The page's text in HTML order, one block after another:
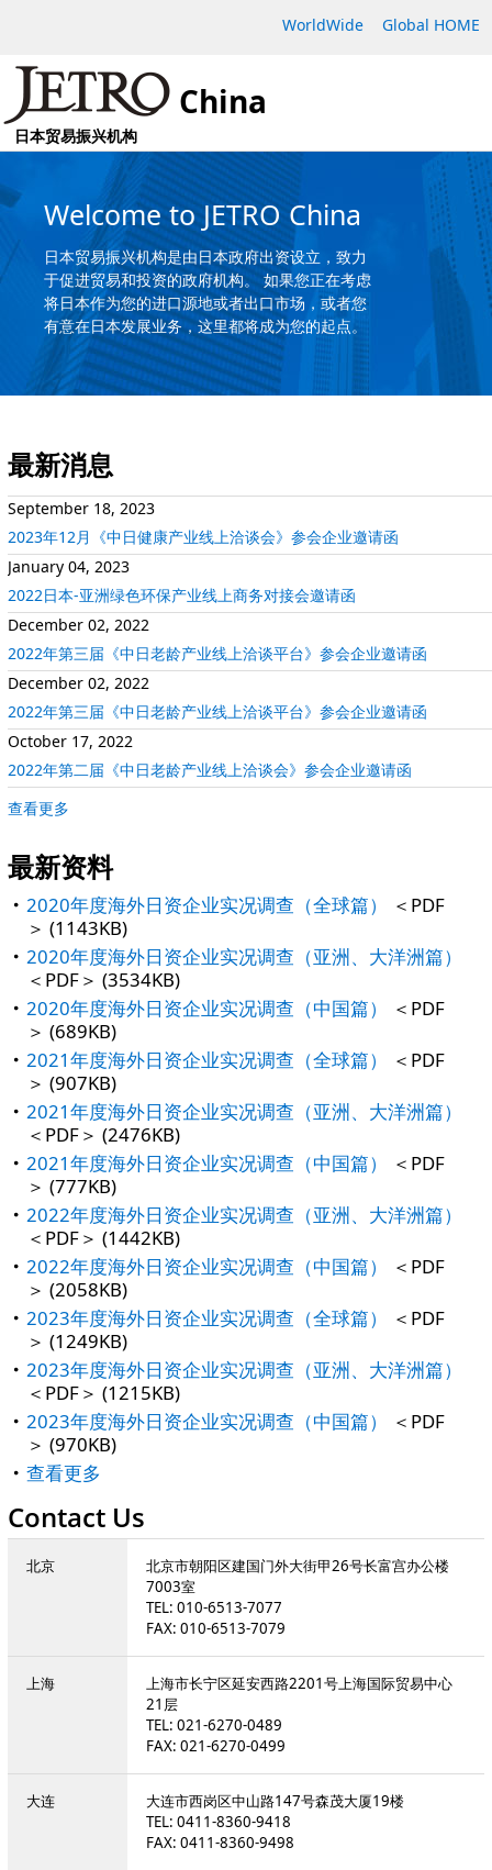
WorldWide Global HOME
China
日本贸易振兴机构
Welcome to JETRO China
日本贸易振兴机构是由日本政府出资设立，致力
于促进贸易和投资的政府机构。 如果您正在考虑
将日本作为您的进口源地或者出口市场，或者您
有意在日本发展业务，这里都将成为您的起点。
最新消息
September 18, 2023
2023年12月《中日健康产业线上洽谈会》参会企业邀请函
January 04, 2023
2022日本-亚洲绿色环保产业线上商务对接会邀请函
December 02, 2022
2022年第三届《中日老龄产业线上洽谈平台》参会企业邀请函
December 02, 2022
2022年第三届《中日老龄产业线上洽谈平台》参会企业邀请函
October 17, 2022
2022年第二届《中日老龄产业线上洽谈会》参会企业邀请函
查看更多
最新资料
2020年度海外日资企业实况调查（全球篇）
＜PDF
＞ (1143KB)
2020年度海外日资企业实况调查（亚洲、大洋洲篇）
＜PDF＞ (3534KB)
2020年度海外日资企业实况调查（中国篇）
＜PDF
＞ (689KB)
2021年度海外日资企业实况调查（全球篇）
＜PDF
＞ (907KB)
2021年度海外日资企业实况调查（亚洲、大洋洲篇）
＜PDF＞ (2476KB)
2021年度海外日资企业实况调查（中国篇）
＜PDF
＞ (777KB)
2022年度海外日资企业实况调查（亚洲、大洋洲篇）
＜PDF＞ (1442KB)
2022年度海外日资企业实况调查（中国篇）
＜PDF
＞ (2058KB)
2023年度海外日资企业实况调查（全球篇）
＜PDF
＞ (1249KB)
2023年度海外日资企业实况调查（亚洲、大洋洲篇）
＜PDF＞ (1215KB)
2023年度海外日资企业实况调查（中国篇）
＜PDF
＞ (970KB)
查看更多
Contact Us
北京
北京市朝阳区建国门外大街甲26号长富宫办公楼
7003室
TEL: 010-6513-7077
FAX: 010-6513-7079
上海
上海市长宁区延安西路2201号上海国际贸易中心
21层
TEL: 021-6270-0489
FAX: 021-6270-0499
大连
大连市西岗区中山路147号森茂大厦19楼
TEL: 0411-8360-9418
FAX: 0411-8360-9498